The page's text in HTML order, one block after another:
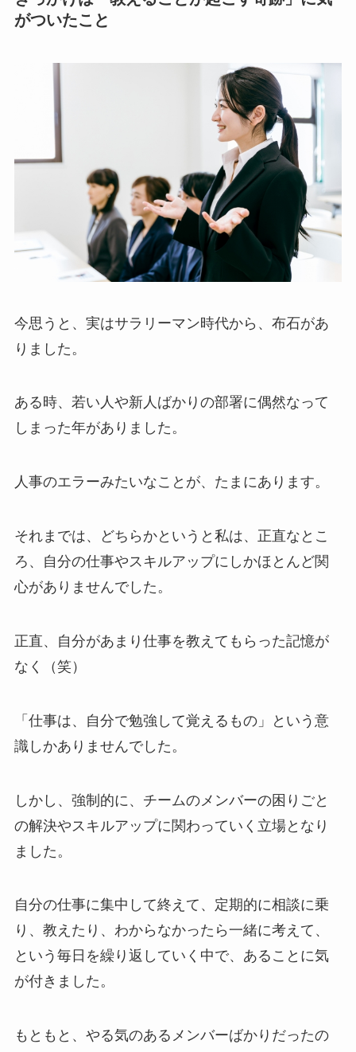
がついたこと
今思うと、実はサラリーマン時代から、布石があ
りました。
ある時、若い人や新人ばかりの部署に偶然なって
しまった年がありました。
人事のエラーみたいなことが、たまにあります。
それまでは、どちらかというと私は、正直なとこ
ろ、自分の仕事やスキルアップにしかほとんど関
心がありませんでした。
正直、自分があまり仕事を教えてもらった記憶が
なく（笑）
「仕事は、自分で勉強して覚えるもの」という意
識しかありませんでした。
しかし、強制的に、チームのメンバーの困りごと
の解決やスキルアップに関わっていく立場となり
ました。
自分の仕事に集中して終えて、定期的に相談に乗
り、教えたり、わからなかったら一緒に考えて、
という毎日を繰り返していく中で、あることに気
が付きました。
もともと、やる気のあるメンバーばかりだったの